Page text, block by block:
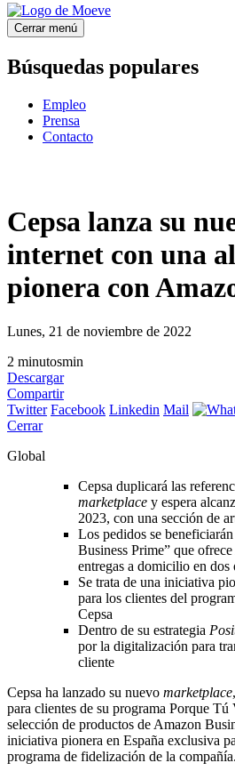
Cerrar menú
Búsquedas populares
Empleo
Prensa
Contacto
Cepsa lanza su
internet con una
pionera con
Lunes, 21 de noviembre de 2022
2 minutosmin
Descargar
Compartir
Twitter Facebook Linkedin Mail
Cerrar
Global
Cepsa duplicará las
marketplace y espera
2023, con una sección de
Los pedidos se
Business Prime” que
entregas a domicilio en dos
Se trata de una iniciativa
para los clientes del
Cepsa
Dentro de su estrategia
por la digitalización para
cliente
Cepsa ha lanzado su nuevo marketplace
para clientes de su programa Porque Tú
selección de productos de Amazon
iniciativa pionera en España exclusiva
programa de fidelización de la compañía.